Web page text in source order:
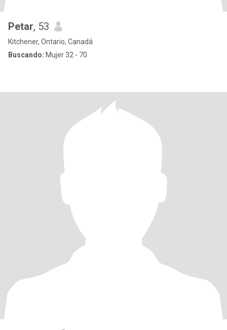
Petar, 53
Kitchener, Ontario, Canadá
Buscando: Mujer 32 - 70